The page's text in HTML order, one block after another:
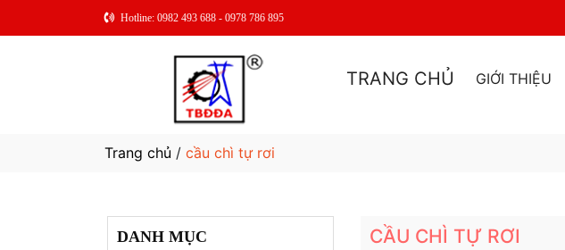
Hotline: 0982 493 688 - 0978 786 895
TRANG CHỦ GIỚI THIỆU
Trang chủ / cầu chì tự rơi
DANH MỤC CẦU CHÌ TỰ RƠI